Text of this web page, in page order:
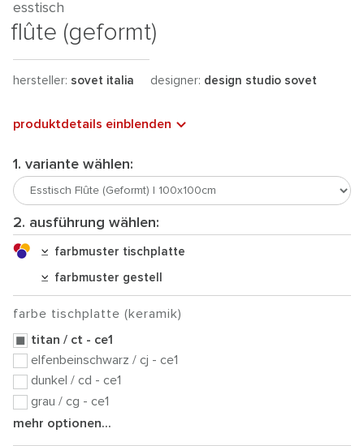
esstisch
flûte (geformt)
hersteller: sovet italia designer: design studio sovet
produktdetails einblenden
1. variante wählen:
2. ausführung wählen:
farbmuster tischplatte
farbmuster gestell
farbe tischplatte (keramik)
titan / ct - ce1
elfenbeinschwarz / cj - ce1
dunkel / cd - ce1
grau / cg - ce1
mehr optionen...